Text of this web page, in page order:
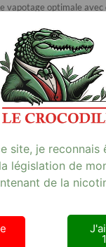
vapotage optimale avec
et performance, ce
notre site. Explorez notre
cigarettes et profitez
un plaisir de vapotage
sélection d’e-
e-cigarette, tabac,
Avis clients
site, je reconnais
législation de
de la